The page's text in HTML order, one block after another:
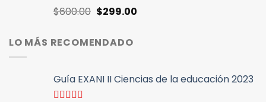
$600.00.$299.00.
Valorado
con
$600.00 El
original
era:
$299.00El
LO MÁS RECOMENDADO
Guía EXANI II Ciencias de la educación 2023